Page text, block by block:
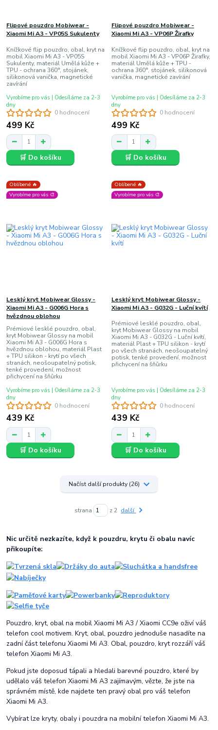
0 hodnocení
Flipové pouzdro Mobiwear -
Xiaomi Mi A3 - VP05S Sukulenty
Knížkové flip pouzdro, obal, kryt na
mobil Xiaomi Mi A3 - VP05S
Sukulenty, materiál Umělá kůže +
TPU - ochrana 360°, stojánek,
silikonová vanička, magnetické
zavírání
499 Kč
Vyrobíme pro vás | Odesíláme za 2-3
dny
🛒 Do košíku
0 hodnocení
Flipové pouzdro Mobiwear -
Xiaomi Mi A3 - VP06P Žirafky
Knížkové flip pouzdro, obal, kryt na
mobil Xiaomi Mi A3 - VP06P Žirafky,
materiál Umělá kůže + TPU -
ochrana 360°, stojánek, silikonová
vanička, magnetické zavírání
499 Kč
Vyrobíme pro vás | Odesíláme za 2-3
dny
🛒 Do košíku
Oblíbené 🔥
Vyrobíme pro vás 🎨
0 hodnocení
Lesklý kryt Mobiwear Glossy -
Xiaomi Mi A3 - G006G Hora s
hvězdnou oblohou
Prémiové lesklé pouzdro, obal,
kryt Mobiwear Glossy na mobil
Xiaomi Mi A3 - G006G Hora s
hvězdnou oblohou, materiál Plast
+ TPU silikon - krytí po všech
stranách, neošoupatelný potisk,
tenké provedení, možnost
přichycení na šňůrku
439 Kč
Vyrobíme pro vás | Odesíláme za 2-3
dny
🛒 Do košíku
Oblíbené 🔥
Vyrobíme pro vás 🎨
0 hodnocení
Lesklý kryt Mobiwear Glossy -
Xiaomi Mi A3 - G032G - Luční kvítí
Prémiové lesklé pouzdro, obal,
kryt Mobiwear Glossy na mobil
Xiaomi Mi A3 - G032G - Luční kvítí,
materiál Plast + TPU silikon - krytí
po všech stranách, neošoupatelný
potisk, tenké provedení, možnost
přichycení na šňůrku
439 Kč
Vyrobíme pro vás | Odesíláme za 2-3
dny
🛒 Do košíku
Načíst další produkty (26)
strana z 2 další
Nic určitě nezkazíte, když k pouzdru, krytu či obalu navíc
přikoupíte:
Pouzdro, kryt, obal na mobil Xiaomi Mi A3 / Xiaomi CC9e oživí váš
telefon cool motivem. Kryt, obal, pouzdro jednoduše nasadíte na
zadní část telefonu Xiaomi Mi A3. Obal, pouzdro, kryt rozzáří váš
telefon Xiaomi Mi A3.
Pokud jste doposud tápali a hledali barevné pouzdro, které by
udělalo váš telefon Xiaomi Mi A3 zajímavým, vězte, že jste na
správném místě, kde najdete ten pravý obal pro váš telefon
Xiaomi Mi A3.
Vybírat lze kryty, obaly i pouzdra na mobilní telefon Xiaomi Mi A3.